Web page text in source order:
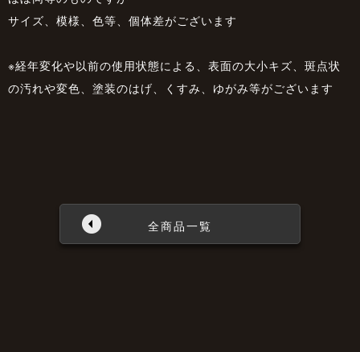
サイズ、模様、色等、個体差がございます
※経年変化や以前の使用状態による、表面の大小キズ、斑点状
の汚れや変色、塗装のはげ、くすみ、ゆがみ等がございます
全商品一覧